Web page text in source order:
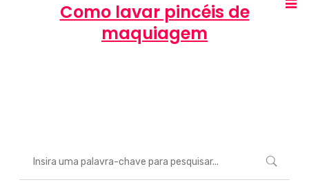
Como lavar pincéis de
maquiagem